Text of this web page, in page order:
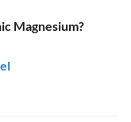
Magnesium?